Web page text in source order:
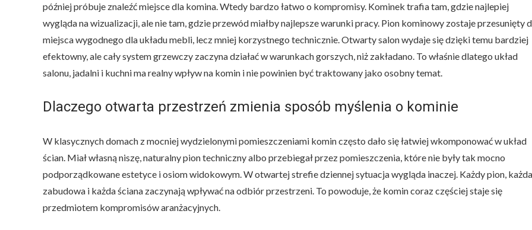
a
l
n
i
k
u
c
i
ł
w
a
n
a
r
później próbuje znaleźć miejsce dla komina. Wtedy bardzo łatwo o kompromisy. Kominek trafia tam, gdzie najlepiej
wygląda na wizualizacji, ale nie tam, gdzie przewód miałby najlepsze warunki pracy. Pion kominowy zostaje przesunięty
miejsca wygodnego dla układu mebli, lecz mniej korzystnego technicznie. Otwarty salon wydaje się dzięki temu bardziej
efektowny, ale cały system grzewczy zaczyna działać w warunkach gorszych, niż zakładano. To właśnie dlatego układ
salonu, jadalni i kuchni ma realny wpływ na komin i nie powinien być traktowany jako osobny temat.
Dlaczego otwarta przestrzeń zmienia sposób myślenia o kominie
W klasycznych domach z mocniej wydzielonymi pomieszczeniami komin często dało się łatwiej wkomponować w układ
ścian. Miał własną niszę, naturalny pion techniczny albo przebiegał przez pomieszczenia, które nie były tak mocno
podporządkowane estetyce i osiom widokowym. W otwartej strefie dziennej sytuacja wygląda inaczej. Każdy pion, każda
zabudowa i każda ściana zaczynają wpływać na odbiór przestrzeni. To powoduje, że komin coraz częściej staje się
przedmiotem kompromisów aranżacyjnych.